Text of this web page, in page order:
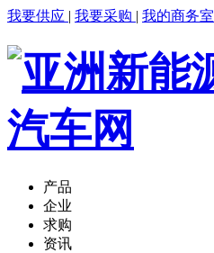
我要供应 | 我要采购 | 我的商务室
产品
企业
求购
资讯